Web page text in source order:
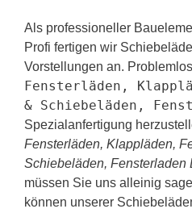
Als professioneller
Profi fertigen wir
Vorstellungen an.
Fensterläden,
& Schiebeläden,
Spezialanfertigung
Fensterläden, Klappläden,
Schiebeläden, Fensterladen
müssen Sie uns alleinig
können unserer